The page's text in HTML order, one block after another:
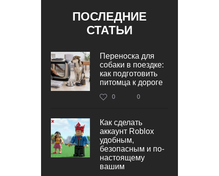
ПОСЛЕДНИЕ
СТАТЬИ
Переноска для
собаки в поездке:
как подготовить
питомца к дороге
0 0
Как сделать
аккаунт Roblox
удобным,
безопасным и по-
настоящему
вашим